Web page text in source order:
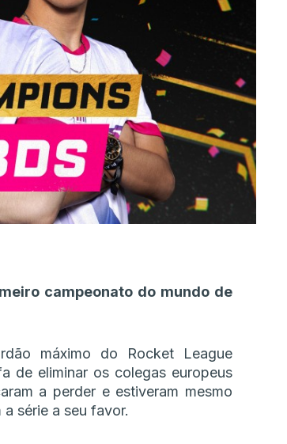
campeonato do mundo de
máximo do Rocket League
de eliminar os colegas europeus
a perder e estiveram mesmo
série a seu favor.